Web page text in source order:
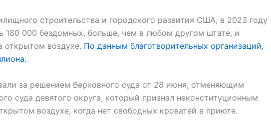
строительства и городского развития США, в 2023 году
180 000 бездомных, больше, чем в любом другом штате, и
открытом воздухе. По данным благотворительных организаций,
за решением Верховного суда от 28 июня, отменяющим
суда девятого округа, который признал неконституционным
воздухе, когда нет свободных кроватей в приюте.